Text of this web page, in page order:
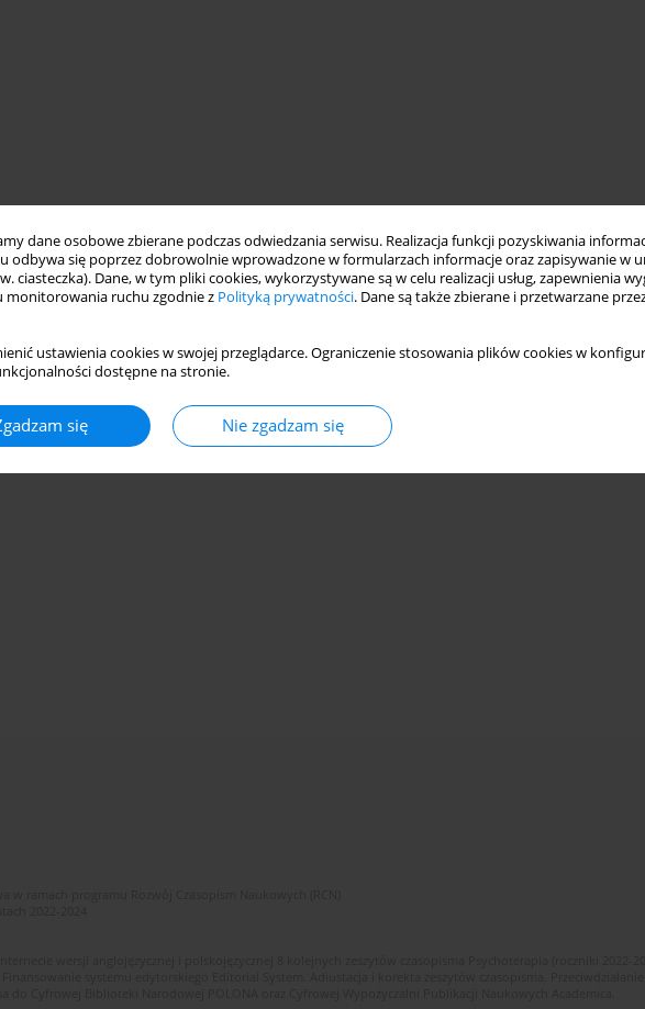
dane osobowe zbierane podczas odwiedzania serwisu. Realizacja funkcji pozyskiwania
odbywa się poprzez dobrowolnie wprowadzone w formularzach informacje oraz zapisywanie w
ciasteczka). Dane, w tym pliki cookies, wykorzystywane są w celu realizacji usług, zapewnienia
monitorowania ruchu zgodnie z Polityką prywatności. Dane są także zbierane i przetwarzane
ustawienia cookies w swojej przeglądarce. Ograniczenie stosowania plików cookies w
dostępne na stronie.
się Nie zgadzam się